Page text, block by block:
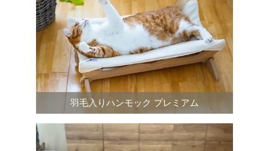
羽毛入りハンモック プレミアム